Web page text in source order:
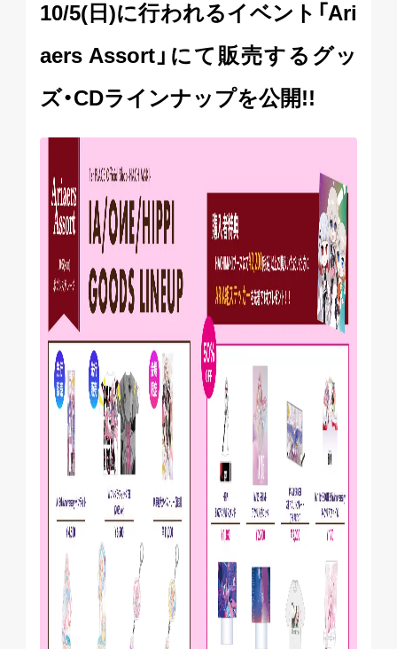
10/5(日)に行われるイベント「Ari
aers Assort」にて販売するグッ
ズ・CDラインナップを公開!!